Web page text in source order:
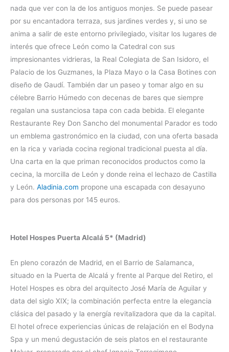
nada que ver con la de los antiguos monjes. Se puede pasear
por su encantadora terraza, sus jardines verdes y, si uno se
anima a salir de este entorno privilegiado, visitar los lugares de
interés que ofrece León como la Catedral con sus
impresionantes vidrieras, la Real Colegiata de San Isidoro, el
Palacio de los Guzmanes, la Plaza Mayo o la Casa Botines con
diseño de Gaudí. También dar un paseo y tomar algo en su
célebre Barrio Húmedo con decenas de bares que siempre
regalan una sustanciosa tapa con cada bebida. El elegante
Restaurante Rey Don Sancho del monumental Parador es todo
un emblema gastronómico en la ciudad, con una oferta basada
en la rica y variada cocina regional tradicional puesta al día.
Una carta en la que priman reconocidos productos como la
cecina, la morcilla de León y donde reina el lechazo de Castilla
y León. Aladinia.com propone una escapada con desayuno
para dos personas por 145 euros.
Hotel Hospes Puerta Alcalá 5* (Madrid)
En pleno corazón de Madrid, en el Barrio de Salamanca,
situado en la Puerta de Alcalá y frente al Parque del Retiro, el
Hotel Hospes es obra del arquitecto José María de Aguilar y
data del siglo XIX; la combinación perfecta entre la elegancia
clásica del pasado y la energía revitalizadora que da la capital.
El hotel ofrece experiencias únicas de relajación en el Bodyna
Spa y un menú degustación de seis platos en el restaurante